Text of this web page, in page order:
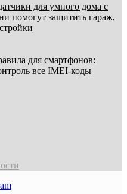
для умного дома с
помогут защитить гараж,
для смартфонов:
все IMEI-коды